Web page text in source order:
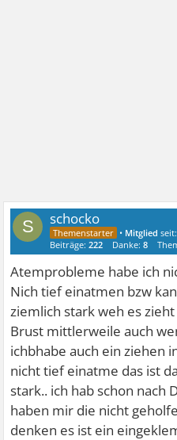
S schocko
• Mitglied
Beiträge:222 Danke:8
Atemprobleme habe ich
Nich tief einatmen bzw
ziemlich stark weh es
Brust mittlerweile auch
ichbhabe auch ein ziehen
nicht tief einatme das ist
stark.. ich hab schon nach
haben mir die nicht
denken es ist ein